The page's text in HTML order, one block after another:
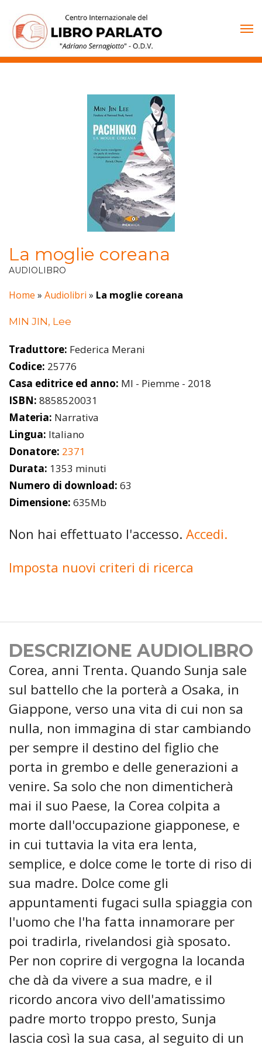
contenuto
La moglie coreana
AUDIOLIBRO
Home » Audiolibri » La moglie coreana
MIN JIN, Lee
Traduttore: Federica Merani
Codice: 25776
Casa editrice ed anno: MI - Piemme - 2018
ISBN: 8858520031
Materia: Narrativa
Lingua: Italiano
Donatore: 2371
Durata: 1353 minuti
Numero di download: 63
Dimensione: 635Mb
Non hai effettuato l'accesso. Accedi.
Imposta nuovi criteri di ricerca
DESCRIZIONE AUDIOLIBRO
Corea, anni Trenta. Quando Sunja sale
sul battello che la porterà a Osaka, in
Giappone, verso una vita di cui non sa
nulla, non immagina di star cambiando
per sempre il destino del figlio che
porta in grembo e delle generazioni a
venire. Sa solo che non dimenticherà
mai il suo Paese, la Corea colpita a
morte dall'occupazione giapponese, e
in cui tuttavia la vita era lenta,
semplice, e dolce come le torte di riso di
sua madre. Dolce come gli
appuntamenti fugaci sulla spiaggia con
l'uomo che l'ha fatta innamorare per
poi tradirla, rivelandosi già sposato.
Per non coprire di vergogna la locanda
che dà da vivere a sua madre, e il
ricordo ancora vivo dell'amatissimo
padre morto troppo presto, Sunja
lascia così la sua casa, al seguito di un